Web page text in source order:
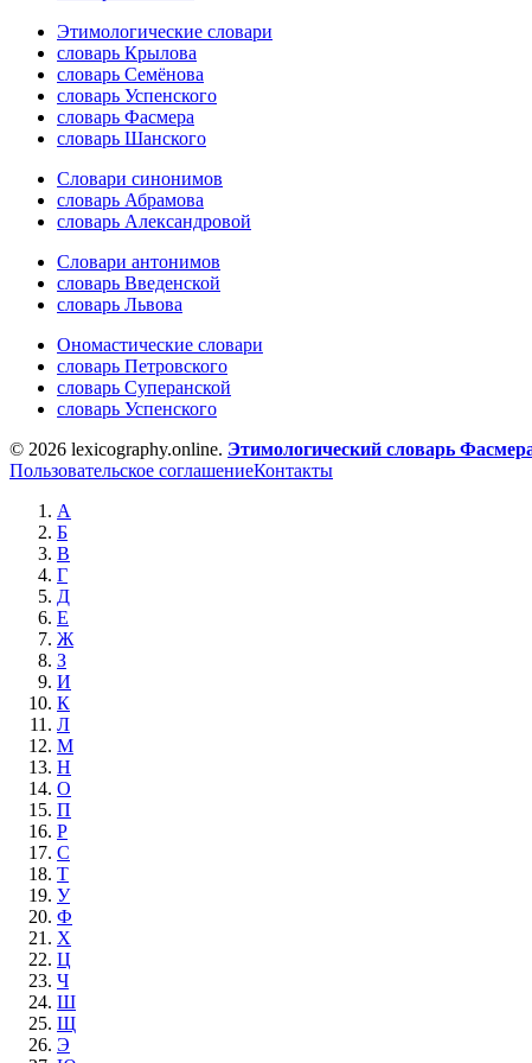
Этимологические словари
словарь Крылова
словарь Семёнова
словарь Успенского
словарь Фасмера
словарь Шанского
Словари синонимов
словарь Абрамова
словарь Александровой
Словари антонимов
словарь Введенской
словарь Львова
Ономастические словари
словарь Петровского
словарь Суперанской
словарь Успенского
© 2026 lexicography.online. Этимологический словарь
Пользовательское соглашениеКонтакты
А
Б
В
Г
Д
Е
Ж
З
И
К
Л
М
Н
О
П
Р
С
Т
У
Ф
Х
Ц
Ч
Ш
Щ
Э